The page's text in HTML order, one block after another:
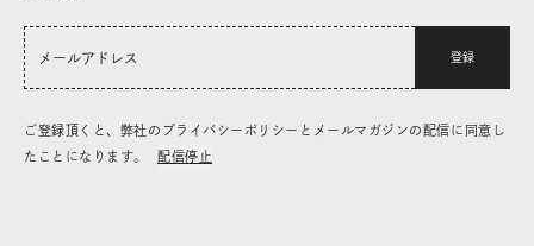
登録
ご登録頂くと、弊社のプライバシーポリシーとメールマガジンの配信に同意し
たことになります。
配信停止